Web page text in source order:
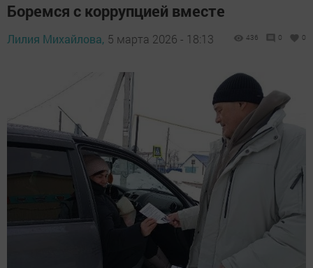
Боремся с коррупцией вместе
Лилия Михайлова, 5 марта 2026 - 18:13 436 0 0